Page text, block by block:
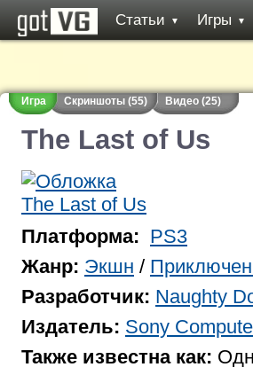
Статьи ▼ Игры ▼
Игра Скриншоты (55) Видео (25)
The Last of Us
Платформа: PS3
Жанр: Экшн /
Разработчик: Naughty
Издатель: Sony
Также известна как: